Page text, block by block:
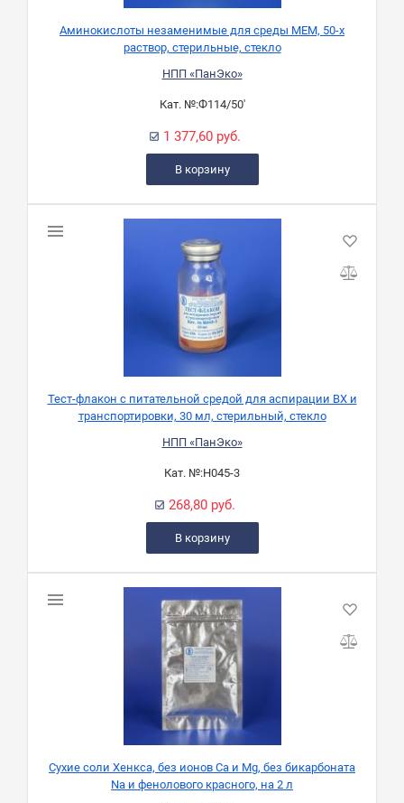
Аминокислоты незаменимые для среды MEM, 50-х
раствор, стерильные, стекло
НПП «ПанЭко»
Кат. №:Ф114/50'
1 377,60 руб.
В корзину
Тест-флакон с питательной средой для аспирации ВХ и
транспортировки, 30 мл, стерильный, стекло
НПП «ПанЭко»
Кат. №:Н045-3
268,80 руб.
В корзину
Сухие соли Хенкса, без ионов Са и Мg, без бикарбоната
Na и фенолового красного, на 2 л